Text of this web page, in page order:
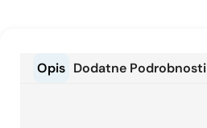
Opis Dodatne Podrobnosti